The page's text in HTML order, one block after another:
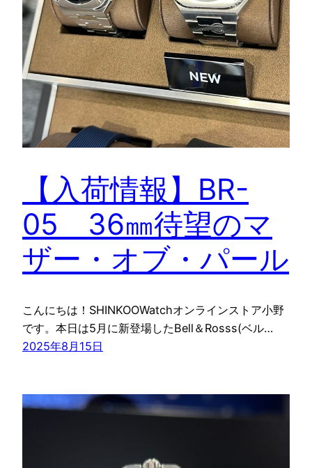
【入荷情報】BR-
05 36㎜待望のマ
ザー・オブ・パール
こんにちは！SHINKOOWatchオンラインストア小野
です。本日は5月に新登場したBell＆Rosss(ベル…
2025年8月15日